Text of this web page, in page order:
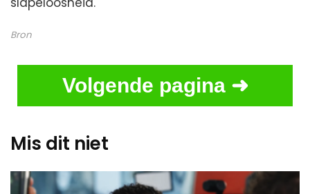
Bron
Volgende pagina ➜
Mis dit niet